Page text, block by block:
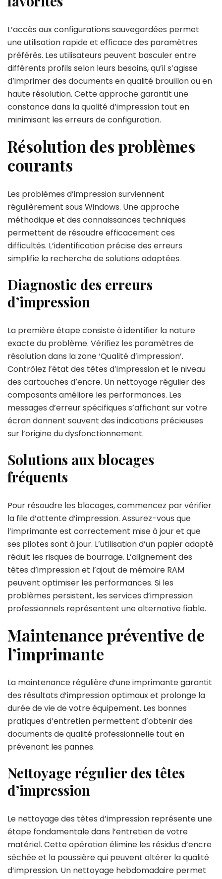
L’accès aux configurations sauvegardées permet
une utilisation rapide et efficace des paramètres
préférés. Les utilisateurs peuvent basculer entre
différents profils selon leurs besoins, qu’il s’agisse
d’imprimer des documents en qualité brouillon ou en
haute résolution. Cette approche garantit une
constance dans la qualité d’impression tout en
minimisant les erreurs de configuration.
Résolution des problèmes
courants
Les problèmes d’impression surviennent
régulièrement sous Windows. Une approche
méthodique et des connaissances techniques
permettent de résoudre efficacement ces
difficultés. L’identification précise des erreurs
simplifie la recherche de solutions adaptées.
Diagnostic des erreurs
d’impression
La première étape consiste à identifier la nature
exacte du problème. Vérifiez les paramètres de
résolution dans la zone ‘Qualité d’impression’.
Contrôlez l’état des têtes d’impression et le niveau
des cartouches d’encre. Un nettoyage régulier des
composants améliore les performances. Les
messages d’erreur spécifiques s’affichant sur votre
écran donnent souvent des indications précieuses
sur l’origine du dysfonctionnement.
Solutions aux blocages
fréquents
Pour résoudre les blocages, commencez par vérifier
la file d’attente d’impression. Assurez-vous que
l’imprimante est correctement mise à jour et que
ses pilotes sont à jour. L’utilisation d’un papier adapté
réduit les risques de bourrage. L’alignement des
têtes d’impression et l’ajout de mémoire RAM
peuvent optimiser les performances. Si les
problèmes persistent, les services d’impression
professionnels représentent une alternative fiable.
Maintenance préventive de
l’imprimante
La maintenance régulière d’une imprimante garantit
des résultats d’impression optimaux et prolonge la
durée de vie de votre équipement. Les bonnes
pratiques d’entretien permettent d’obtenir des
documents de qualité professionnelle tout en
prévenant les pannes.
Nettoyage régulier des têtes
d’impression
Le nettoyage des têtes d’impression représente une
étape fondamentale dans l’entretien de votre
matériel. Cette opération élimine les résidus d’encre
séchée et la poussière qui peuvent altérer la qualité
d’impression. Un nettoyage hebdomadaire permet